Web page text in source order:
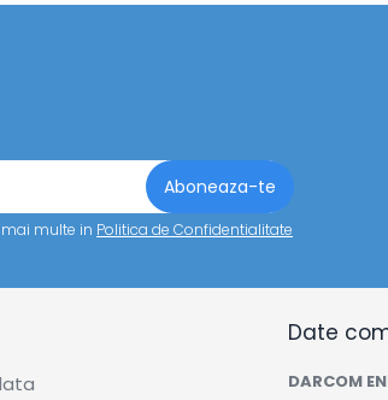
multe in Politica de Confidentialitate
Date
DARCOM